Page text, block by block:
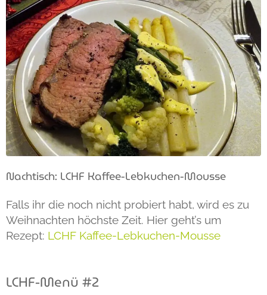
Nachtisch: LCHF Kaffee-Lebkuchen-Mousse
Falls ihr die noch nicht probiert habt, wird es zu
Weihnachten höchste Zeit. Hier geht’s um
Rezept: LCHF Kaffee-Lebkuchen-Mousse
LCHF-Menü #2